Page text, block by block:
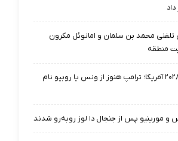
محمد بن سلمان و امانوئل مکرون
منطقه
انتخابات ۲۰۲۸ آمریکا؛ ترامپ هنوز از ونس یا روبیو نام
و مورینیو پس از جنجال دا لوز رو‌به‌رو شدند